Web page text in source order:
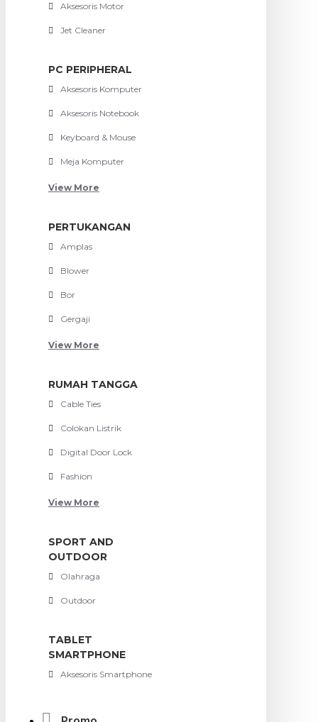
Aksesoris Motor
Jet Cleaner
PC PERIPHERAL
Aksesoris Komputer
Aksesoris Notebook
Keyboard & Mouse
Meja Komputer
View More
PERTUKANGAN
Amplas
Blower
Bor
Gergaji
View More
RUMAH TANGGA
Cable Ties
Colokan Listrik
Digital Door Lock
Fashion
View More
SPORT AND
OUTDOOR
Olahraga
Outdoor
TABLET
SMARTPHONE
Aksesoris Smartphone